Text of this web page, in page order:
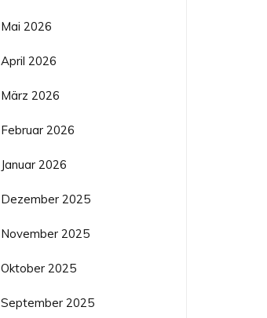
Mai 2026
April 2026
März 2026
Februar 2026
Januar 2026
Dezember 2025
November 2025
Oktober 2025
September 2025